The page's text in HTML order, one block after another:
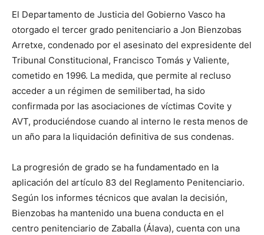
El Departamento de Justicia del Gobierno Vasco ha
otorgado el tercer grado penitenciario a Jon Bienzobas
Arretxe, condenado por el asesinato del expresidente del
Tribunal Constitucional, Francisco Tomás y Valiente,
cometido en 1996. La medida, que permite al recluso
acceder a un régimen de semilibertad, ha sido
confirmada por las asociaciones de víctimas Covite y
AVT, produciéndose cuando al interno le resta menos de
un año para la liquidación definitiva de sus condenas.
La progresión de grado se ha fundamentado en la
aplicación del artículo 83 del Reglamento Penitenciario.
Según los informes técnicos que avalan la decisión,
Bienzobas ha mantenido una buena conducta en el
centro penitenciario de Zaballa (Álava), cuenta con una